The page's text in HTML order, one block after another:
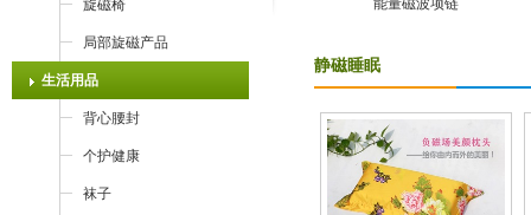
旋磁椅
局部旋磁产品
生活用品
背心腰封
个护健康
袜子
能量磁波项链
静磁睡眠